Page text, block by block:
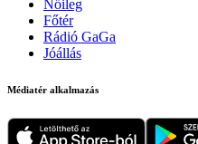
Nőileg
Főtér
Rádió GaGa
Jóállás
Médiatér alkalmazás